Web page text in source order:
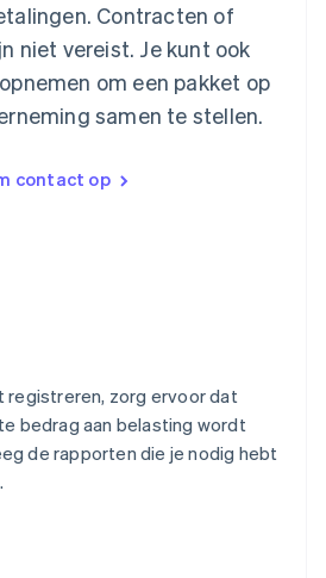
Contracten of
niet vereist. Je kunt ook
om een pakket op
samen te stellen.
contact op
registreren, zorg ervoor dat
bedrag aan belasting wordt
de rapporten die je nodig hebt